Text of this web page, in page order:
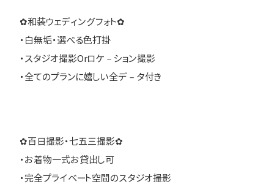
✿和装ウェディングフォト✿
・白無垢・選べる色打掛
・スタジオ撮影Orロケ－ション撮影
・全てのプランに嬉しい全デ－タ付き
✿百日撮影・七五三撮影✿
・お着物一式お貸出し可
・完全プライベート空間のスタジオ撮影